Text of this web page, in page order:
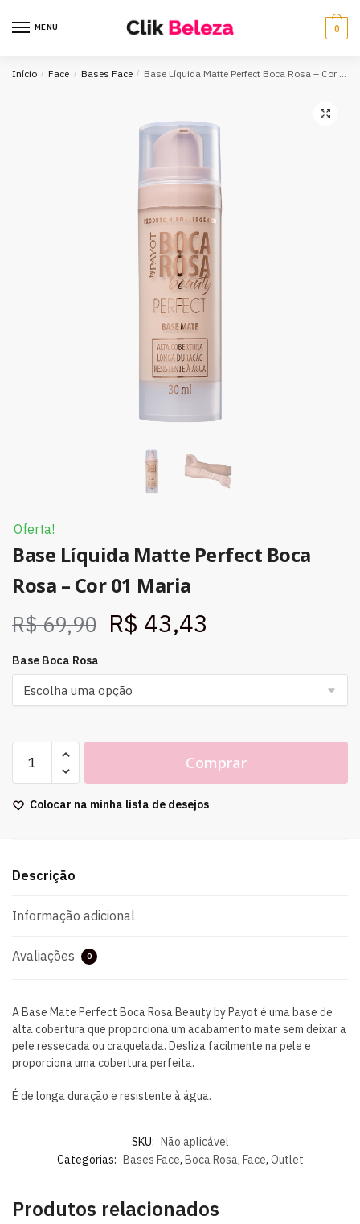
MENU 0
Início / Face / Bases Face / Base Líquida Matte Perfect Boca Rosa – Cor 01 Maria
Oferta!
Base Líquida Matte Perfect Boca
Rosa – Cor 01 Maria
R$69,90 R$ 43,43
Base Boca Rosa
Comprar
Colocar na minha lista de desejos
Descrição
Informação adicional
Avaliações 0
A Base Mate Perfect Boca Rosa Beauty by Payot é uma base de
alta cobertura que proporciona um acabamento mate sem deixar a
pele ressecada ou craquelada. Desliza facilmente na pele e
proporciona uma cobertura perfeita.
É de longa duração e resistente à água.
SKU: Não aplicável
Categorias: Bases Face, Boca Rosa, Face, Outlet
Produtos relacionados